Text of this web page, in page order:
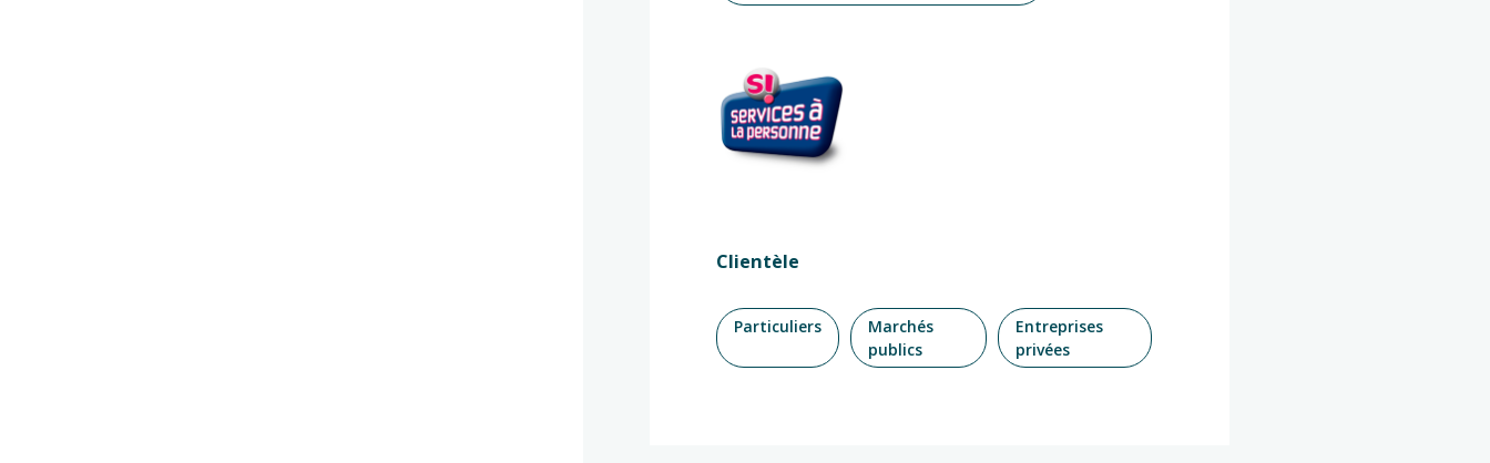
Clientèle
Particuliers
Marchés
publics
Entreprises
privées